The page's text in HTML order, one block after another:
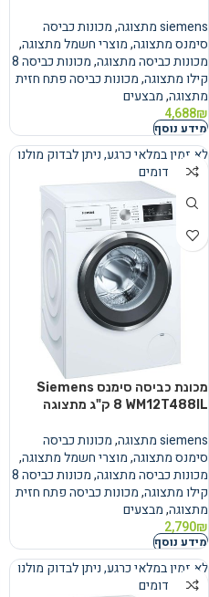
siemens מתצוגה ,מכונות כביסה
סימנס מתצוגה,מוצרי חשמל מתצוגה,
מכונות כביסה מתצוגה,
מכונות כביסה 8
קילו מתצוגה,מכונות כביסה פתח חזית
מתצוגה,מבצעים
4,688₪
מידע נוסף
נמכר
לא זמין במלאי כרגע, ניתן לבדוק מולנו
מוצרים דומים
מכונת כביסה סימנס Siemens
WM12T488IL ‏8 ‏ק"ג מתצוגה
siemens מתצוגה ,מכונות כביסה
סימנס מתצוגה,מוצרי חשמל מתצוגה,
מכונות כביסה מתצוגה,
מכונות כביסה 8
קילו מתצוגה,מכונות כביסה פתח חזית
מתצוגה,מבצעים
2,790₪
מידע נוסף
נמכר
לא זמין במלאי כרגע, ניתן לבדוק מולנו
מוצרים דומים